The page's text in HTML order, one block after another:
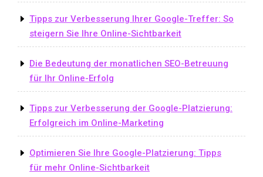
Tipps zur Verbesserung Ihrer Google-Treffer: So
steigern Sie Ihre Online-Sichtbarkeit
Die Bedeutung der monatlichen SEO-Betreuung
für Ihr Online-Erfolg
Tipps zur Verbesserung der Google-Platzierung:
Erfolgreich im Online-Marketing
Optimieren Sie Ihre Google-Platzierung: Tipps
für mehr Online-Sichtbarkeit